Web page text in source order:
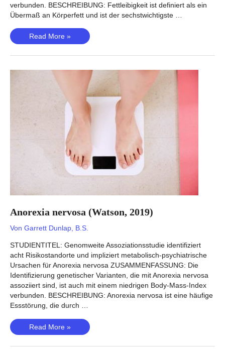
verbunden. BESCHREIBUNG: Fettleibigkeit ist definiert als ein
Übermaß an Körperfett und ist der sechstwichtigste …
Fettleibigkeit
(Jiao,
2011)
Read More »
Anorexia nervosa (Watson, 2019)
Von Garrett Dunlap, B.S.
STUDIENTITEL: Genomweite Assoziationsstudie identifiziert
acht Risikostandorte und impliziert metabolisch-psychiatrische
Ursachen für Anorexia nervosa ZUSAMMENFASSUNG: Die
Identifizierung genetischer Varianten, die mit Anorexia nervosa
assoziiert sind, ist auch mit einem niedrigen Body-Mass-Index
verbunden. BESCHREIBUNG: Anorexia nervosa ist eine häufige
Essstörung, die durch …
Anorexia
nervosa
(Watson,
Read More »